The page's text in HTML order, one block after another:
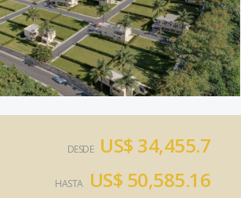
DESDE US$ 34,455.7
HASTA US$ 50,585.16